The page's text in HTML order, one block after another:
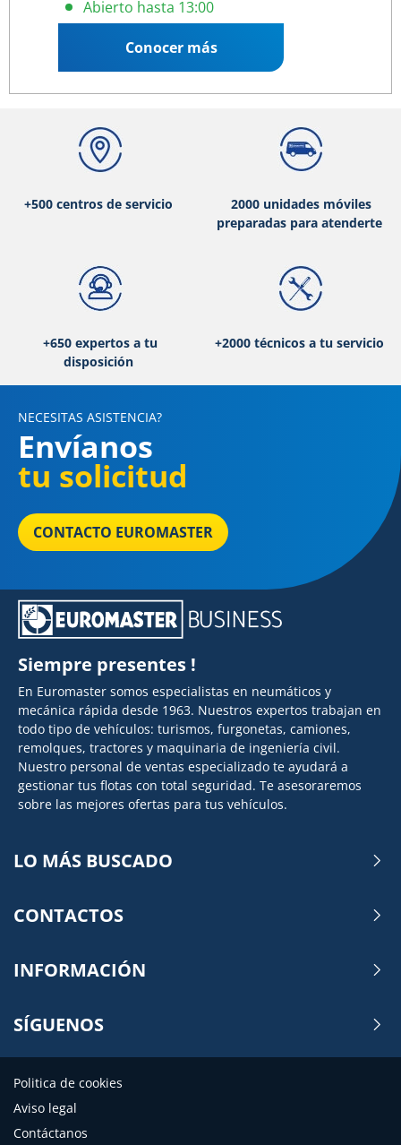
Sábado:08:00 13:00
Abierto hasta 13:00
Conocer más
+500 centros de servicio
2000 unidades móviles
preparadas para atenderte
+650 expertos a tu
disposición
+2000 técnicos a tu servicio
NECESITAS ASISTENCIA?
Envíanos
tu solicitud
CONTACTO EUROMASTER
Siempre presentes !
En Euromaster somos especialistas en neumáticos y
mecánica rápida desde 1963. Nuestros expertos trabajan en
todo tipo de vehículos: turismos, furgonetas, camiones,
remolques, tractores y maquinaria de ingeniería civil.
Nuestro personal de ventas especializado te ayudará a
gestionar tus flotas con total seguridad. Te asesoraremos
sobre las mejores ofertas para tus vehículos.
LO MÁS BUSCADO
CONTACTOS
INFORMACIÓN
SÍGUENOS
Politica de cookies
Aviso legal
Contáctanos